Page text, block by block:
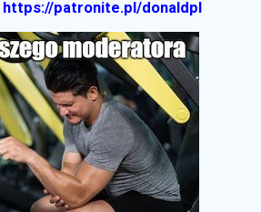
https://patronite.pl/donaldpl